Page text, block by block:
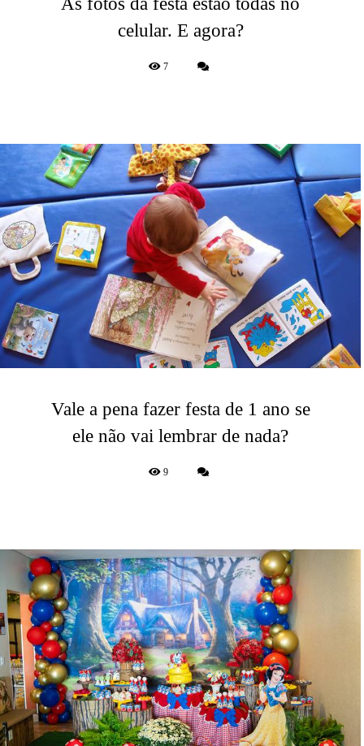
celular. E agora?
7
Vale a pena fazer festa de 1 ano se
ele não vai lembrar de nada?
9